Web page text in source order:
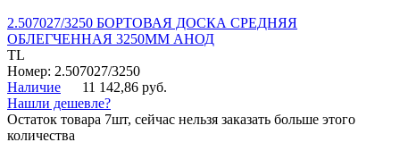
2.507027/3250 БОРТОВАЯ ДОСКА СРЕДНЯЯ
ОБЛЕГЧЕННАЯ 3250ММ АНОД
TL
Номер: 2.507027/3250
Наличие
11 142,86 руб.
Нашли дешевле?
Остаток товара 7шт, сейчас нельзя заказать больше этого
количества